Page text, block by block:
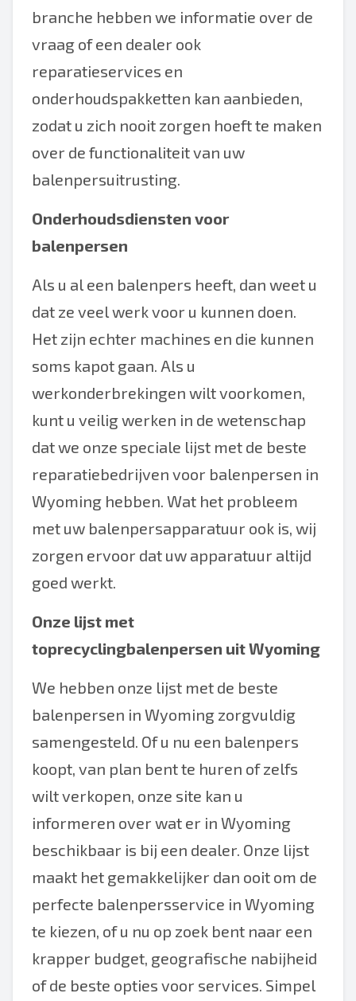
branche hebben we informatie over de
vraag of een dealer ook
reparatieservices en
onderhoudspakketten kan aanbieden,
zodat u zich nooit zorgen hoeft te maken
over de functionaliteit van uw
balenpersuitrusting.
Onderhoudsdiensten voor
balenpersen
Als u al een balenpers heeft, dan weet u
dat ze veel werk voor u kunnen doen.
Het zijn echter machines en die kunnen
soms kapot gaan. Als u
werkonderbrekingen wilt voorkomen,
kunt u veilig werken in de wetenschap
dat we onze speciale lijst met de beste
reparatiebedrijven voor balenpersen in
Wyoming hebben. Wat het probleem
met uw balenpersapparatuur ook is, wij
zorgen ervoor dat uw apparatuur altijd
goed werkt.
Onze lijst met
toprecyclingbalenpersen uit Wyoming
We hebben onze lijst met de beste
balenpersen in Wyoming zorgvuldig
samengesteld. Of u nu een balenpers
koopt, van plan bent te huren of zelfs
wilt verkopen, onze site kan u
informeren over wat er in Wyoming
beschikbaar is bij een dealer. Onze lijst
maakt het gemakkelijker dan ooit om de
perfecte balenpersservice in Wyoming
te kiezen, of u nu op zoek bent naar een
krapper budget, geografische nabijheid
of de beste opties voor services. Simpel